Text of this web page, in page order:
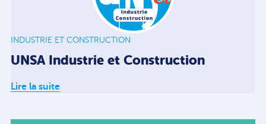
INDUSTRIE ET CONSTRUCTION
UNSA Industrie et Construction
Lire la suite